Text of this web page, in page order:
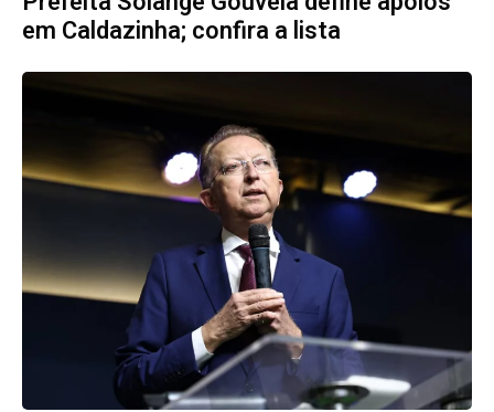
em Caldazinha; confira a lista